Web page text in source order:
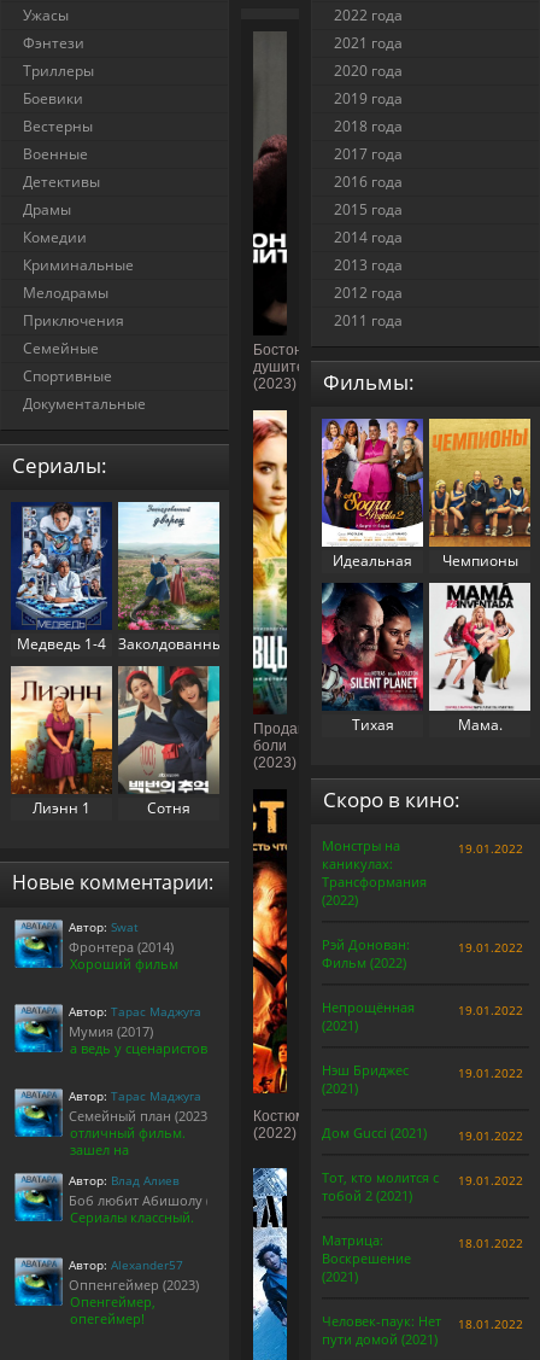
Бостонский
душитель
(2023)
Продавцы
боли
(2023)
Костюм
(2022)
Ужасы
Фэнтези
Триллеры
Боевики
Вестерны
Военные
Детективы
Драмы
Комедии
Криминальные
Мелодрамы
Приключения
Семейные
Спортивные
Документальные
Cериалы:
Медведь 1-4
сезон (2022-
2025)
Заколдованный
дворец 1
сезон (2025)
Лиэнн 1
Сотня
номера 100 1
Новые комментарии:
Автор: Swat
Фронтера (2014)
Хороший фильм
Автор: Тарас Маджуга
Мумия (2017)
а ведь у сценаристов
Автор: Тарас Маджуга
Семейный план (2023)
отличный фильм.
зашел на
Автор: Влад Алиев
Боб любит Абишолу (1-5 сезон)
Сериалы классный.
Автор: Alexander57
Оппенгеймер (2023)
Опенгеймер,
опегеймер!
2022 года
2021 года
2020 года
2019 года
2018 года
2017 года
2016 года
2015 года
2014 года
2013 года
2012 года
2011 года
Фильмы:
Идеальная
свекровь 2
(2025)
Чемпионы
(2023)
Тихая
Мама.
Скоро в кино:
Монстры на
каникулах:
Трансформания
(2022)
19.01.2022
Рэй Донован:
Фильм (2022)
19.01.2022
Непрощённая
(2021)
19.01.2022
Нэш Бриджес
(2021)
19.01.2022
Дом Gucci (2021) 19.01.2022
Тот, кто молится с
тобой 2 (2021)
19.01.2022
Матрица:
Воскрешение
(2021)
18.01.2022
Человек-паук: Нет
пути домой (2021)
18.01.2022